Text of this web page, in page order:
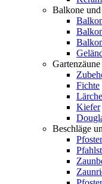
Balkone
Fichte
Lärche
Kiefer
Beschläge